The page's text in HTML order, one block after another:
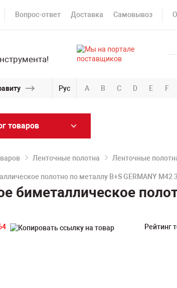
Вопрос-ответ Доставка Самовывоз
Рус A B C D E F
товаров
Ленточные полотна Ленточные
полотно по металлу B+S GERMANY M42
биметаллическое
Рейтинг